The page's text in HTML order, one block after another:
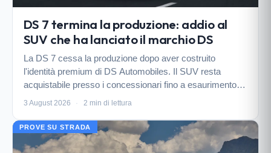
DS 7 termina la produzione: addio al
SUV che ha lanciato il marchio DS
La DS 7 cessa la produzione dopo aver costruito
l'identità premium di DS Automobiles. Il SUV resta
acquistabile presso i concessionari fino a esaurimento
scorte, mentre si prepara il debutto della nuova DS N°7
3 August 2026 · 2 min di lettura
PROVE SU STRADA